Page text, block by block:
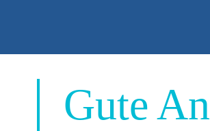
Gute